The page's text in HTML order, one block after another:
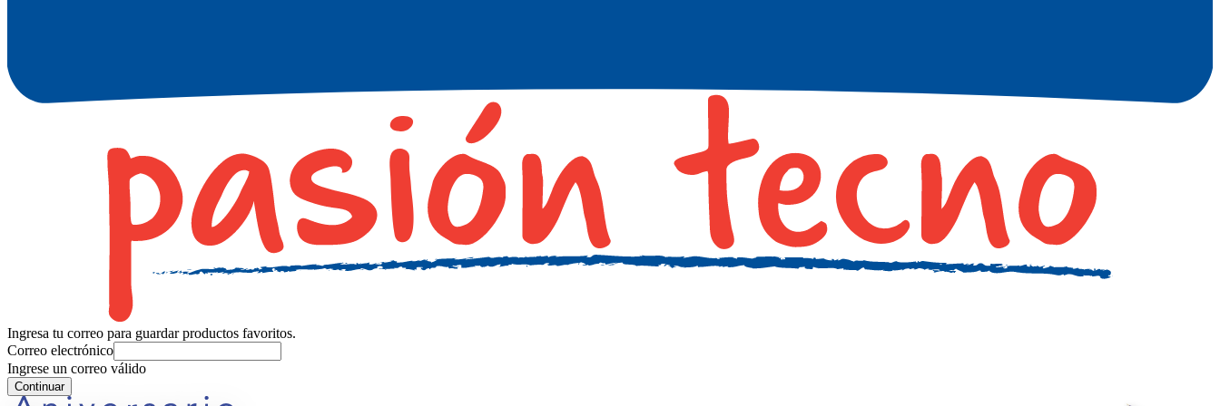
Ingresa tu correo para guardar productos favoritos.
Correo electrónico
Ingrese un correo válido
Continuar